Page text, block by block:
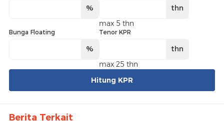
%
thn
max 5 thn
Bunga Floating
%
Tenor KPR
thn
max 25 thn
Hitung KPR
Berita Terkait